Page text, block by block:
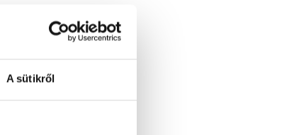
A sütikről